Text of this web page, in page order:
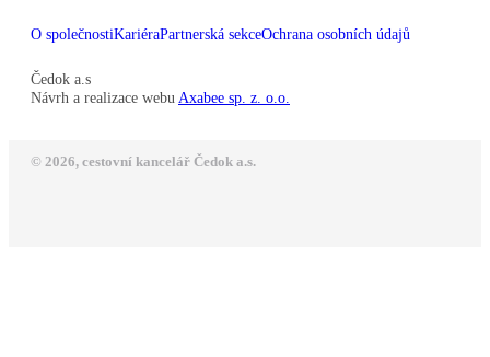
O společnostiKariéraPartnerská sekceOchrana osobních údajů
Čedok a.s
Návrh a realizace webu Axabee sp. z. o.o.
© 2026, cestovní kancelář Čedok a.s.